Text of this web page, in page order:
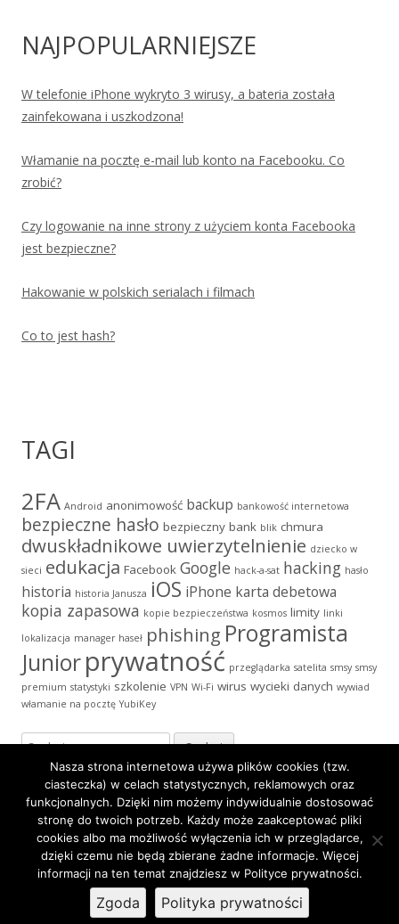
NAJPOPULARNIEJSZE
W telefonie iPhone wykryto 3 wirusy, a bateria została
zainfekowana i uszkodzona!
Włamanie na pocztę e-mail lub konto na Facebooku. Co
zrobić?
Czy logowanie na inne strony z użyciem konta Facebooka
jest bezpieczne?
Hakowanie w polskich serialach i filmach
Co to jest hash?
TAGI
2FA Android anonimowość backup bankowość internetowa
bezpieczne hasło bezpieczny bank blik chmura
dwuskładnikowe uwierzytelnienie dziecko w
sieci edukacja Facebook Google hack-a-sat hacking hasło
historia historia Janusza iOS iPhone karta debetowa
kopia zapasowa kopie bezpieczeństwa kosmos limity linki
lokalizacja manager haseł phishing Programista
Juniorprywatność przeglądarka satelita smsy smsy
premium statystyki szkolenie VPN Wi-Fi wirus wycieki danych wywiad
włamanie na pocztę YubiKey
Szukaj:
Zawartość
stopki
Polityka Prywatności · Icons made by Freepik
from
www.flaticon.comis licensed byCC 3.0 BY· Korzystamy z
Tiny Framework
Nasza strona internetowa używa plików cookies (tzw.
ciasteczka) w celach statystycznych, reklamowych oraz
funkcjonalnych. Dzięki nim możemy indywidualnie dostosować
stronę do twoich potrzeb. Każdy może zaakceptować pliki
cookies albo ma możliwość wyłączenia ich w przeglądarce,
dzięki czemu nie będą zbierane żadne informacje. Więcej
informacji na ten temat znajdziesz w Polityce prywatności.
Zgoda Polityka prywatności